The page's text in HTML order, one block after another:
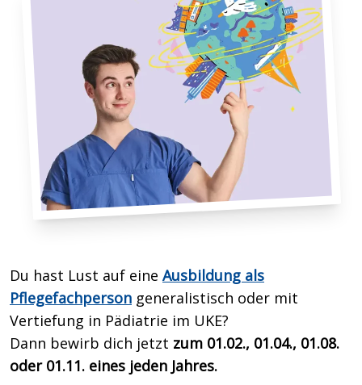
Du hast Lust auf eine Ausbildung als
Pflegefachperson generalistisch oder mit
Vertiefung in Pädiatrie im UKE?
Dann bewirb dich jetzt zum 01.02., 01.04., 01.08.
oder 01.11. eines jeden Jahres.